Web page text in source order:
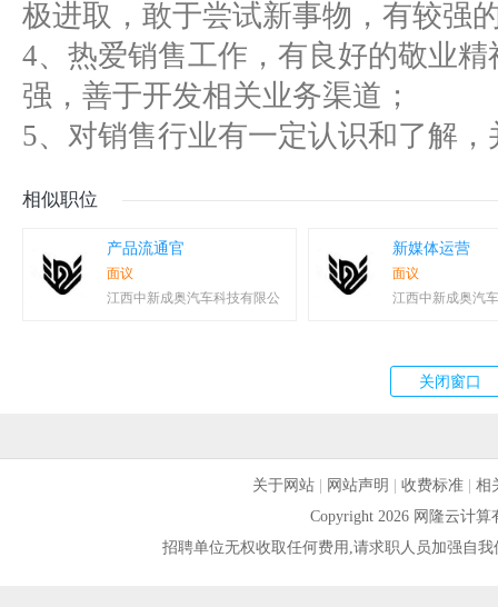
极进取，敢于尝试新事物，有较强
4、热爱销售工作，有良好的敬业
强，善于开发相关业务渠道；
5、对销售行业有一定认识和了解
相似职位
产品流通官
面议
江西中新成奥汽车科技有限公
新媒体运营
面议
江西中新成奥汽
关于网站 网站声明 |收费标准 |相
Copyright 2026 网隆云计
招聘单位无权收取任何费用,请求职人员加强自